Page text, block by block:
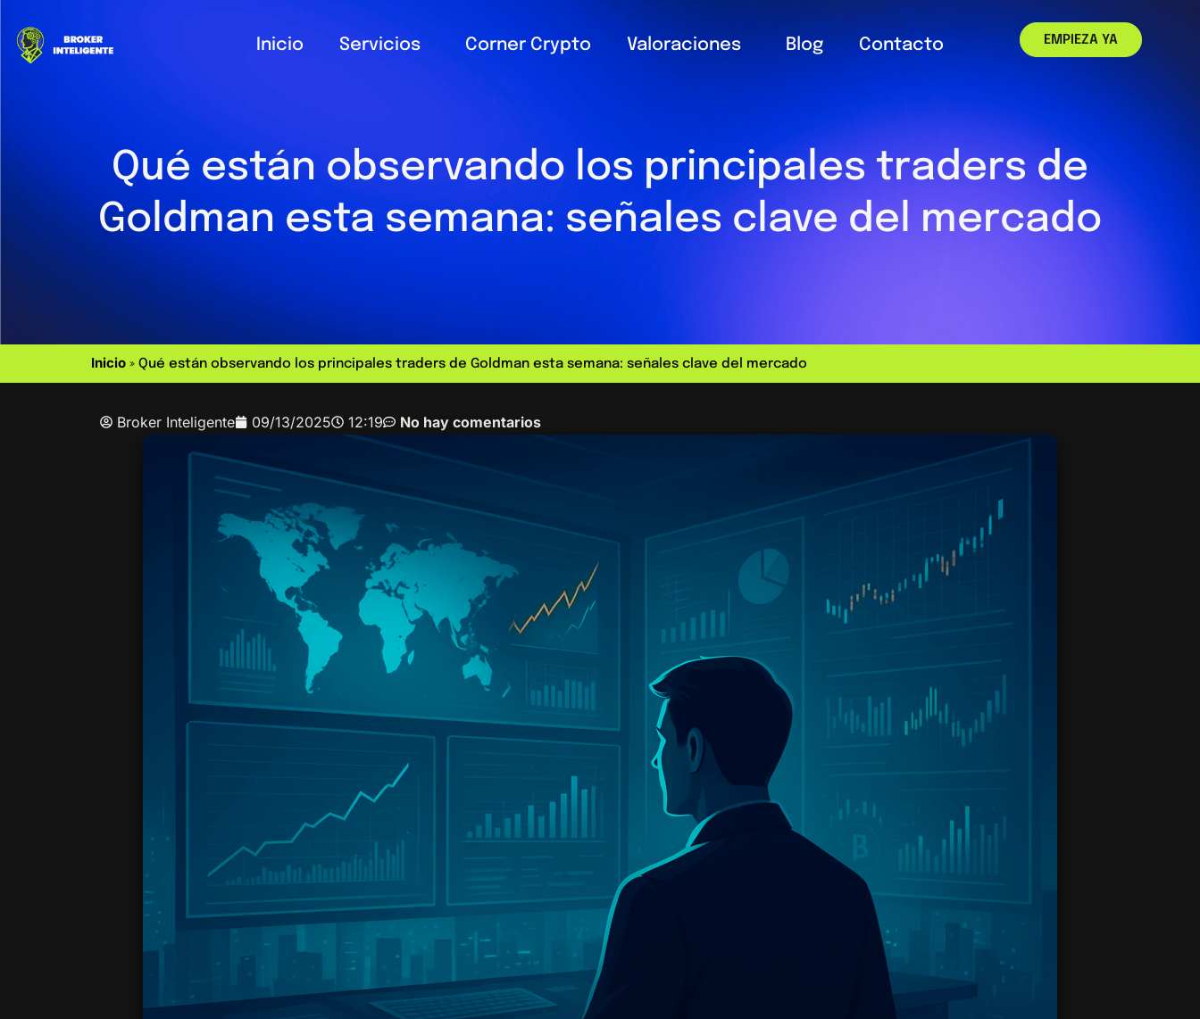
Inicio Servicios Corner Crypto Valoraciones Blog Contacto EMPIEZA YA
Qué están observando los principales traders de
Goldman esta semana: señales clave del mercado
Inicio » Qué están observando los principales traders de Goldman esta semana: señales clave del mercado
Broker Inteligente 09/13/2025 12:19 No hay comentarios